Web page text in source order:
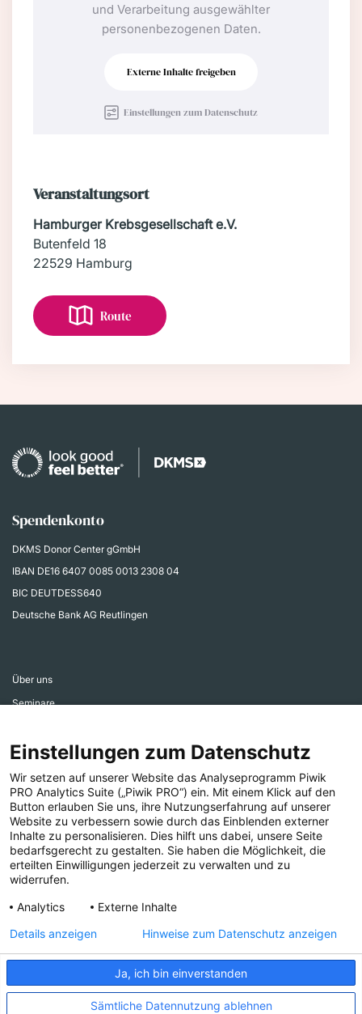
und Verarbeitung ausgewählter
personenbezogenen Daten.
Externe Inhalte freigeben
Einstellungen zum Datenschutz
Veranstaltungsort
Hamburger Krebsgesellschaft e.V.
Butenfeld 18
22529 Hamburg
Route
Spendenkonto
DKMS Donor Center gGmbH
IBAN DE16 6407 0085 0013 2308 04
BIC DEUTDESS640
Deutsche Bank AG Reutlingen
Über uns
Seminare
Ehrenamtsbereich
Aktuelles
Presse
Folgen Sie uns!
IMPRESSUM COMPLIANCE
DATENSCHUTZ
Einstellungen zum Datenschutz
Wir setzen auf unserer Website das Analyseprogramm Piwik
PRO Analytics Suite („Piwik PRO“) ein. Mit einem Klick auf den
Button erlauben Sie uns, ihre Nutzungserfahrung auf unserer
Website zu verbessern sowie durch das Einblenden externer
Inhalte zu personalisieren. Dies hilft uns dabei, unsere Seite
bedarfsgerecht zu gestalten. Sie haben die Möglichkeit, die
erteilten Einwilligungen jederzeit zu verwalten und zu
widerrufen.
Analytics
Externe Inhalte
Ja, ich bin einverstanden
Sämtliche Datennutzung ablehnen
Details anzeigen Hinweise zum Datenschutz anzeigen